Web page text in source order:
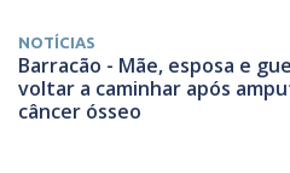
NOTÍCIAS
Barracão - Mãe, esposa e
voltar a caminhar após
câncer ósseo